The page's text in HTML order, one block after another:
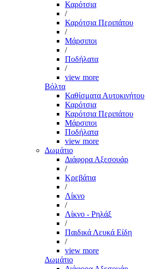
Καρότσια
/
Καρότσια Περιπάτου
/
Μάρσιποι
/
Ποδήλατα
/
view more
Βόλτα
Καθίσματα Αυτοκινήτου
Καρότσια
Καρότσια Περιπάτου
Μάρσιποι
Ποδήλατα
view more
Δωμάτιο
Διάφορα Αξεσουάρ
/
Κρεβάτια
/
Λίκνο
/
Λίκνο - Ρηλάξ
/
Παιδικά Λευκά Είδη
/
view more
Δωμάτιο